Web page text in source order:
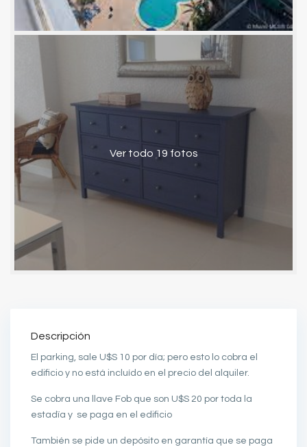
Ver todo 19 fotos
Descripción
El parking, sale U$S 10 por día; pero esto lo cobra el
edificio y no está incluído en el precio del alquiler.
Se cobra una llave Fob que son U$S 20 por toda la
estadïa y se paga en el edificio
También se pide un depósito en garantía que se paga